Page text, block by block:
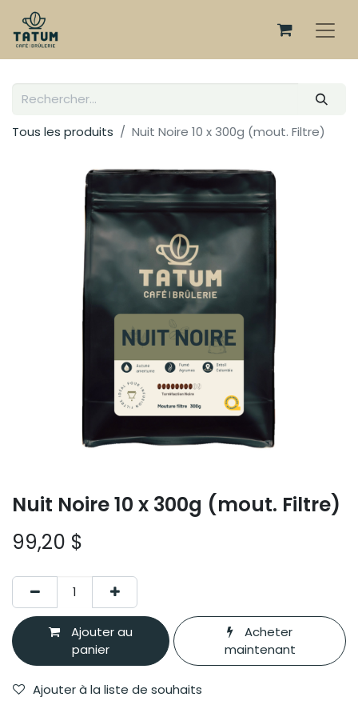
Tous les produits Nuit Noire 10 x 300g (mout. Filtre)
Nuit Noire 10 x 300g (mout. Filtre)
99,20 $
Ajouter au
panier
Acheter
maintenant
Ajouter à la liste de souhaits